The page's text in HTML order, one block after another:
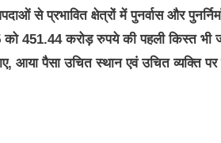
से प्रभावित क्षेत्रों में पुनर्वास और
451.44 करोड़ रुपये की पहली किस्त भी
आया पैसा उचित स्थान एवं उचित व्यक्ति पर